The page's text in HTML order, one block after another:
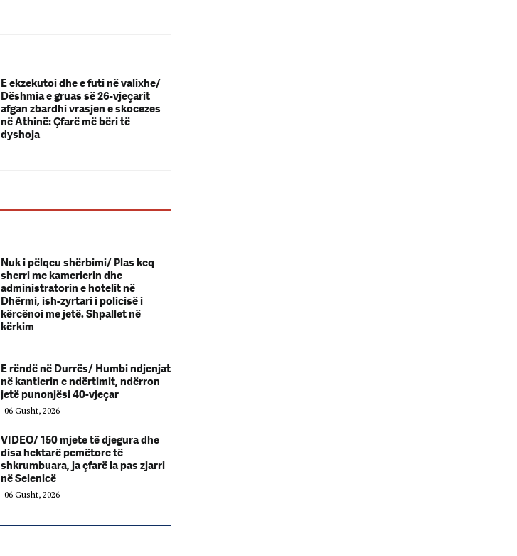
E ekzekutoi dhe e futi në valixhe/
Dëshmia e gruas së 26-vjeçarit
afgan zbardhi vrasjen e skocezes
në Athinë: Çfarë më bëri të
dyshoja
Nuk i pëlqeu shërbimi/ Plas keq
sherri me kamerierin dhe
administratorin e hotelit në
Dhërmi, ish-zyrtari i policisë i
kërcënoi me jetë. Shpallet në
kërkim
E rëndë në Durrës/ Humbi ndjenjat
në kantierin e ndërtimit, ndërron
jetë punonjësi 40-vjeçar
06 Gusht, 2026
VIDEO/ 150 mjete të djegura dhe
disa hektarë pemëtore të
shkrumbuara, ja çfarë la pas zjarri
në Selenicë
06 Gusht, 2026